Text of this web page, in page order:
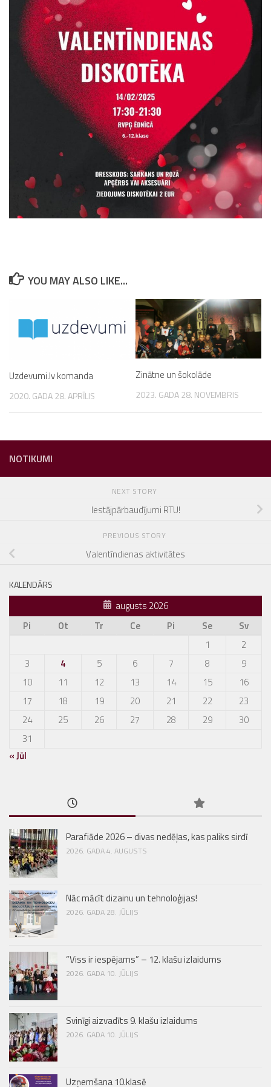
YOU MAY ALSO LIKE...
Uzdevumi.lv komanda
2020. GADA 28. APRĪLIS
Zinātne un šokolāde
2023. GADA 28. NOVEMBRIS
NOTIKUMI
NEXT STORY
Iestājpārbaudījumi RTU!
PREVIOUS STORY
Valentīndienas aktivitātes
KALENDĀRS
augusts 2026
Pi
Ot Tr Ce Pi Se
Sv
1
2
3
4 5 6 7 8
9
10
11 12 13 14 15
16
17
18 19 20 21 22
23
24
25 26 27 28 29
30
31
« Jūl
Parafiāde 2026 – divas nedēļas, kas paliks sirdī
2026. GADA 4. AUGUSTS
Nāc mācīt dizainu un tehnoloģijas!
2026. GADA 28. JŪLIJS
“Viss ir iespējams” – 12. klašu izlaidums
2026. GADA 10. JŪLIJS
Svinīgi aizvadīts 9. klašu izlaidums
2026. GADA 10. JŪLIJS
Uzņemšana 10.klasē